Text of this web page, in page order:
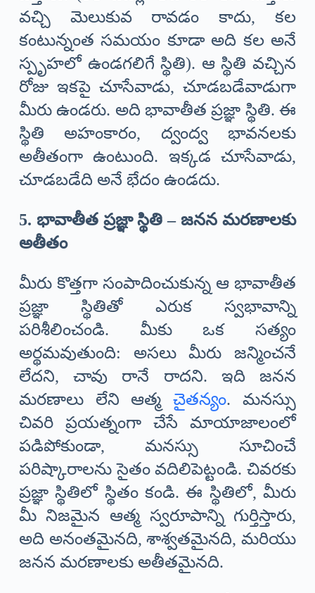
వచ్చి మెలుకువ రావడం కాదు, కల
కంటున్నంత సమయం కూడా అది కల అనే
స్పృహలో ఉండగలిగే స్థితి). ఆ స్థితి వచ్చిన
రోజు ఇకపై చూసేవాడు, చూడబడేవాడుగా
మీరు ఉండరు. అది భావాతీత ప్రజ్ఞా స్థితి. ఈ
స్థితి అహంకారం, ద్వంద్వ భావనలకు
అతీతంగా ఉంటుంది. ఇక్కడ చూసేవాడు,
చూడబడేది అనే భేదం ఉండదు.
5. భావాతీత ప్రజ్ఞా స్థితి – జనన మరణాలకు
అతీతం
మీరు కొత్తగా సంపాదించుకున్న ఆ భావాతీత
ప్రజ్ఞా స్థితితో ఎరుక స్వభావాన్ని
పరిశీలించండి. మీకు ఒక సత్యం
అర్థమవుతుంది: అసలు మీరు జన్మించనే
లేదని, చావు రానే రాదని. ఇది జనన
మరణాలు లేని ఆత్మచైతన్యం. మనస్సు
చివరి ప్రయత్నంగా చేసే మాయాజాలంలో
పడిపోకుండా, మనస్సు సూచించే
పరిష్కారాలను సైతం వదిలిపెట్టండి. చివరకు
ప్రజ్ఞా స్థితిలో స్థితం కండి. ఈ స్థితిలో, మీరు
మీ నిజమైన ఆత్మ స్వరూపాన్ని గుర్తిస్తారు,
అది అనంతమైనది, శాశ్వతమైనది, మరియు
జనన మరణాలకు అతీతమైనది.